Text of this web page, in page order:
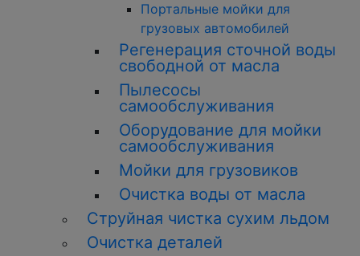
Портальные мойки для
грузовых автомобилей
Регенерация сточной воды
свободной от масла
Пылесосы
самообслуживания
Оборудование для мойки
самообслуживания
Мойки для грузовиков
Очистка воды от масла
Струйная чистка сухим льдом
Очистка деталей